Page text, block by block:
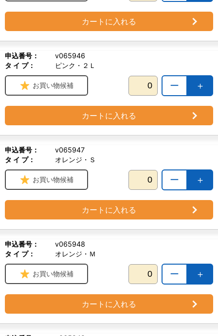
カートに入れる
申込番号：
v065946
タ イ プ：
ピンク・２Ｌ
＋
ー
お買い物候補
カートに入れる
申込番号：
v065947
タ イ プ：
オレンジ・Ｓ
＋
ー
お買い物候補
カートに入れる
申込番号：
v065948
タ イ プ：
オレンジ・Ｍ
＋
ー
お買い物候補
カートに入れる